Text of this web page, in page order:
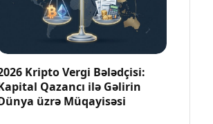
Kripto Vergi Bələdçisi:
Qazancı ilə Gəlirin
üzrə Müqayisəsi